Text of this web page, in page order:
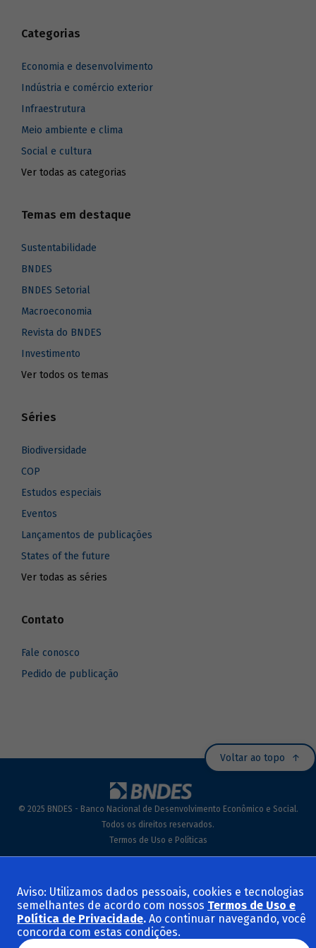
Categorias
Economia e desenvolvimento
Indústria e comércio exterior
Infraestrutura
Meio ambiente e clima
Social e cultura
Ver todas as categorias
Temas em destaque
Sustentabilidade
BNDES
BNDES Setorial
Macroeconomia
Revista do BNDES
Investimento
Ver todos os temas
Séries
Biodiversidade
COP
Estudos especiais
Eventos
Lançamentos de publicações
States of the future
Ver todas as séries
Contato
Fale conosco
Pedido de publicação
Voltar ao topo
© 2025 BNDES - Banco Nacional de Desenvolvimento Econômico e Social.
Todos os direitos reservados.
Termos de Uso e Políticas
Aviso: Utilizamos dados pessoais, cookies e tecnologias
semelhantes de acordo com nossos Termos de Uso e
Política de Privacidade. Ao continuar navegando, você
concorda com estas condições.